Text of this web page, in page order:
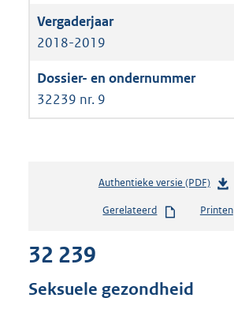
2018-2019
32239 nr. 9
Authentieke versie (PDF)b
s
Gerelateerd Printen
32 239
Seksuele gezondheid